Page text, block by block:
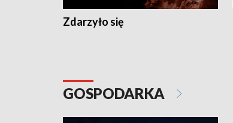
Zdarzyło się
GOSPODARKA